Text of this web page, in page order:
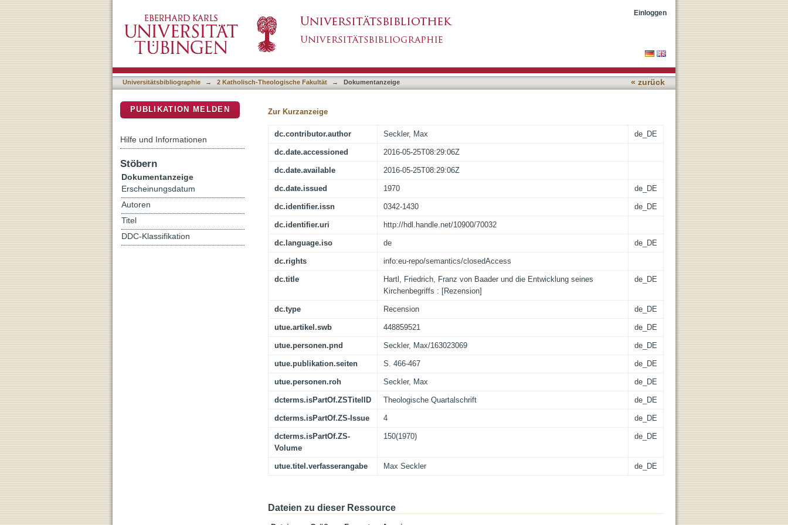
Einloggen
Universitätsbibliographie → 2 Katholisch-Theologische Fakultät → Dokumentanzeige « zurück
Zur Kurzanzeige
dc.contributor.author Seckler, Max de_DE
dc.date.accessioned 2016-05-25T08:29:06Z
dc.date.available 2016-05-25T08:29:06Z
dc.date.issued 1970 de_DE
dc.identifier.issn 0342-1430 de_DE
dc.identifier.uri http://hdl.handle.net/10900/70032
dc.language.iso de de_DE
dc.rights info:eu-repo/semantics/closedAccess
dc.title
Hartl, Friedrich, Franz von Baader und die Entwicklung seines
Kirchenbegriffs : [Rezension]
de_DE
dc.type Recension de_DE
utue.artikel.swb 448859521 de_DE
utue.personen.pnd Seckler, Max/163023069 de_DE
utue.publikation.seiten S. 466-467 de_DE
utue.personen.roh Seckler, Max de_DE
dcterms.isPartOf.ZSTitelID Theologische Quartalschrift de_DE
dcterms.isPartOf.ZS-Issue 4 de_DE
dcterms.isPartOf.ZS-
Volume
150(1970) de_DE
utue.titel.verfasserangabe Max Seckler de_DE
Dateien zu dieser Ressource
PUBLIKATION MELDEN
Hilfe und Informationen
Stöbern
Dokumentanzeige
Erscheinungsdatum
Autoren
Titel
DDC-Klassifikation